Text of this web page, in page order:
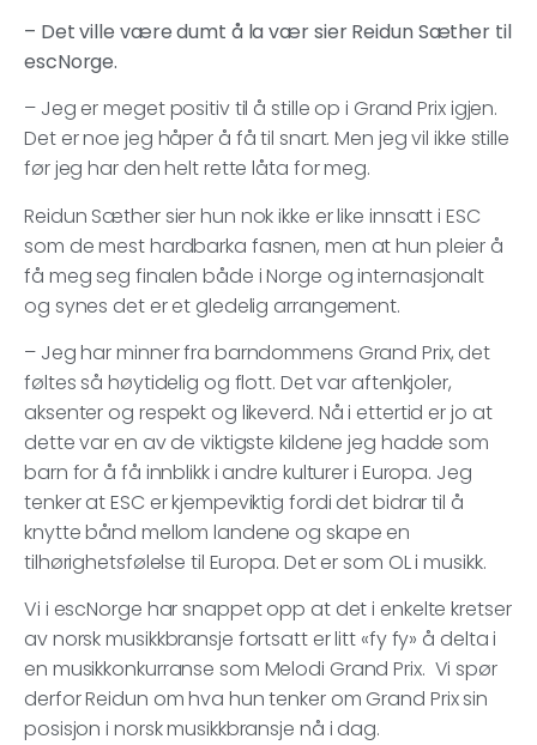
– Det ville være dumt å la vær sier Reidun Sæther til
escNorge.
– Jeg er meget positiv til å stille op i Grand Prix igjen.
Det er noe jeg håper å få til snart. Men jeg vil ikke stille
før jeg har den helt rette låta for meg.
Reidun Sæther sier hun nok ikke er like innsatt i ESC
som de mest hardbarka fasnen, men at hun pleier å
få meg seg finalen både i Norge og internasjonalt
og synes det er et gledelig arrangement.
– Jeg har minner fra barndommens Grand Prix, det
føltes så høytidelig og flott. Det var aftenkjoler,
aksenter og respekt og likeverd. Nå i ettertid er jo at
dette var en av de viktigste kildene jeg hadde som
barn for å få innblikk i andre kulturer i Europa. Jeg
tenker at ESC er kjempeviktig fordi det bidrar til å
knytte bånd mellom landene og skape en
tilhørighetsfølelse til Europa. Det er som OL i musikk.
Vi i escNorge har snappet opp at det i enkelte kretser
av norsk musikkbransje fortsatt er litt «fy fy» å delta i
en musikkonkurranse som Melodi Grand Prix. Vi spør
derfor Reidun om hva hun tenker om Grand Prix sin
posisjon i norsk musikkbransje nå i dag.